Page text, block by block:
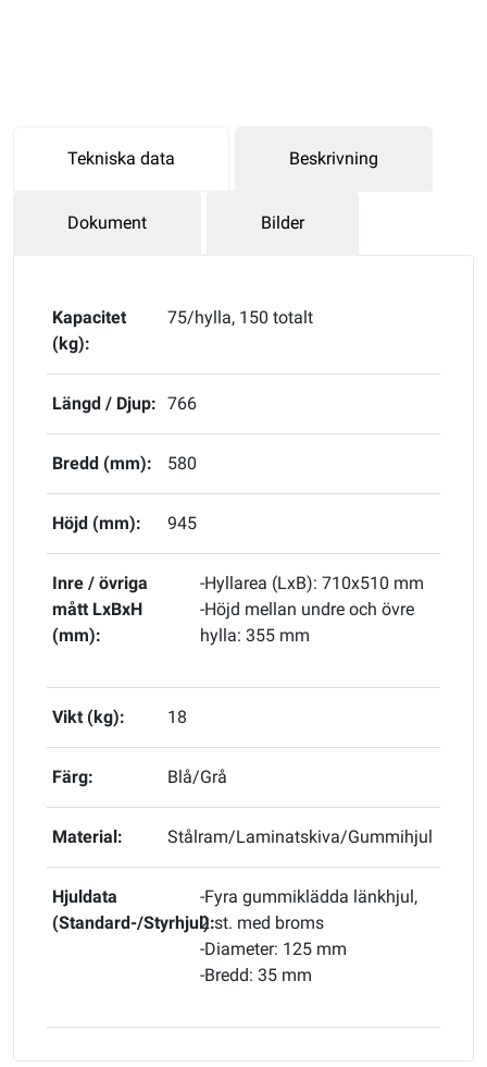
Tekniska data Beskrivning
Dokument Bilder
Kapacitet
(kg):
75/hylla, 150 totalt
Längd / Djup: 766
Bredd (mm): 580
Höjd (mm): 945
Inre / övriga
mått LxBxH
(mm):
-Hyllarea (LxB): 710x510 mm
-Höjd mellan undre och övre
hylla: 355 mm
Vikt (kg): 18
Färg: Blå/Grå
Material: Stålram/Laminatskiva/Gummihjul
Hjuldata
(Standard-/Styrhjul):
-Fyra gummiklädda länkhjul,
2 st. med broms
-Diameter: 125 mm
-Bredd: 35 mm